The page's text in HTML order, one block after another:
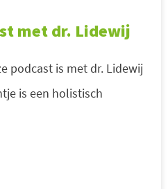
met dr. Lidewij
podcast is met dr. Lidewij
is een holistisch